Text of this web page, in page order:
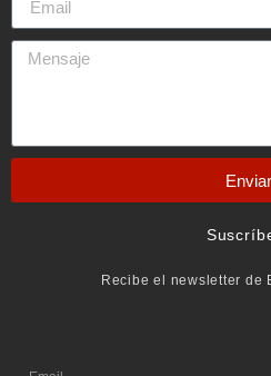
Enviar
Recibe el newsletter de